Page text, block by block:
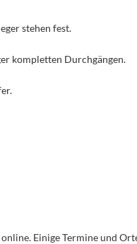
stehen fest.
kompletten Durchgängen.
Einige Termine und